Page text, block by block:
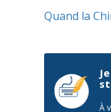
Quand la
À